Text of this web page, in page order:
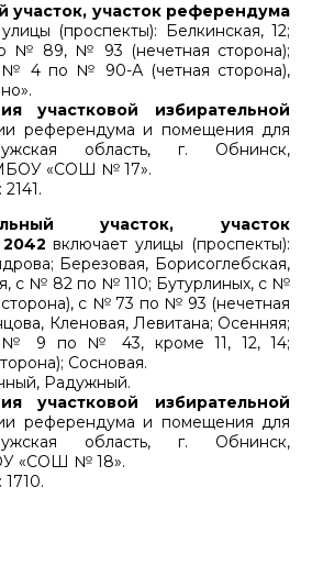
участок, участок референдума
(проспекты): Белкинская, 12;
№ 89, № 93 (нечетная сторона);
№ 4 по № 90-А (четная сторона),
участковой избирательной
референдума и помещения для
область, г. Обнинск,
МБОУ «СОШ № 17».
участок, участок
включает улицы (проспекты):
Березовая, Борисоглебская,
с № 82 по № 110; Бутурлиных, с №
с № 73 по № 93 (нечетная
Кленовая, Левитана; Осенняя;
№ 9 по № 43, кроме 11, 12, 14;
Сосновая.
Радужный.
участковой избирательной
референдума и помещения для
область, г. Обнинск,
«СОШ № 18».